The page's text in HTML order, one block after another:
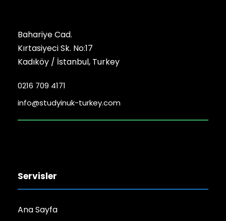
Bahariye Cad.
Kırtasiyeci Sk. No:17
Kadıköy / İstanbul, Turkey
0216 709 4171
info@studyinuk-turkey.com
Servisler
Ana Sayfa